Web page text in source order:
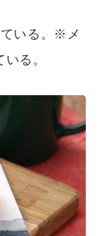
いる。※メ
る。